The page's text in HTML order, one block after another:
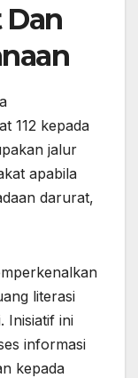
Dan
112 kepada
jalur
apabila
darurat,
literasi
Inisiatif ini
informasi
kepada